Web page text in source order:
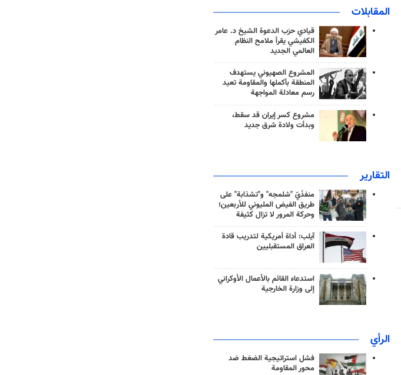
المقابلات
قيادي حزب الدعوة الشيخ د. عامر
الكفيشي يقرأ ملامح النظام
العالمي الجديد
المشروع الصهيوني يستهدف
المنطقة بأكملها والمقاومة تعيد
رسم معادلة المواجهة
مشروع كسر إيران قد سقط،
وبدأت ولادة شرق جديد
التقارير
منفذَيّ "شلمجه" و"تشذابة" على
طريق الفيض المليوني للأربعين؛
وحركة المرور لا تزال كثيفة
آيلب: أداة أمريكية لتدريب قادة
العراق المستقبليين
استدعاء القائم بالأعمال الأوكراني
إلى وزارة الخارجية
الرأي
فشل استراتيجية الضغط ضد
محور المقاومة